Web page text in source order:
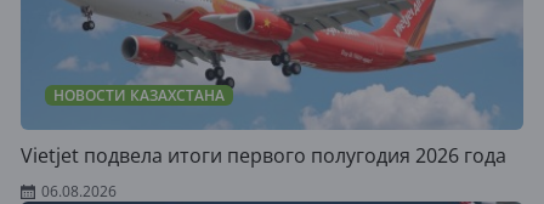
НОВОСТИ КАЗАХСТАНА
Vietjet подвела итоги первого полугодия 2026 года
06.08.2026